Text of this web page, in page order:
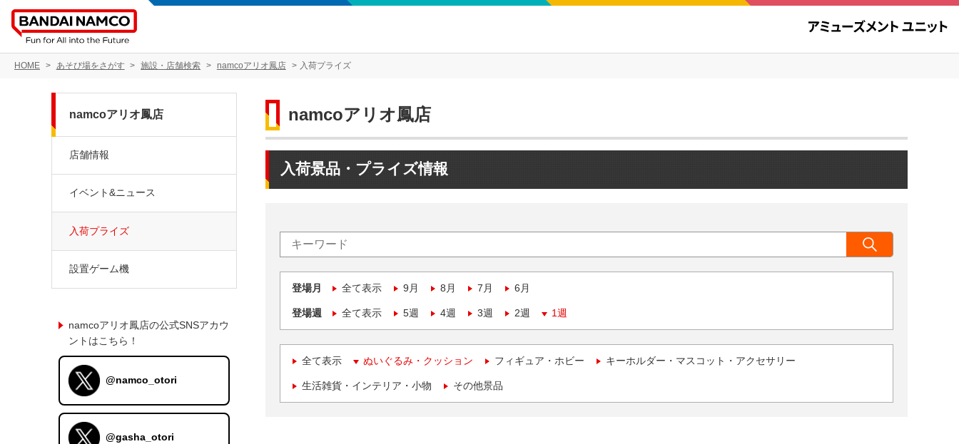
HOME あそび場をさがす 施設・店舗検索 namcoアリオ鳳店 入荷プライズ
namcoアリオ鳳店
入荷景品・プライズ情報
登場月 全て表示 9月 8月 7月 6月
登場週 全て表示 5週 4週 3週 2週 1週
全て表示 ぬいぐるみ・クッション フィギュア・ホビー キーホルダー・マスコット・アクセサリー
生活雑貨・インテリア・小物 その他景品
namcoアリオ鳳店
店舗情報
イベント&ニュース
入荷プライズ
設置ゲーム機
namcoアリオ鳳店の公式SNSアカウ
ントはこちら！
@namco_otori
@gasha_otori